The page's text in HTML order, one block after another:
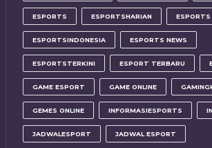
ESPORTS ESPORTSHARIAN ESPORTS
ESPORTSINDONESIA ESPORTS NEWS
ESPORTSTERKINI ESPORT TERBARU
GAME ESPORT GAME ONLINE
GEMES ONLINE INFORMASIESPORTS
JADWALESPORT JADWAL ESPORT